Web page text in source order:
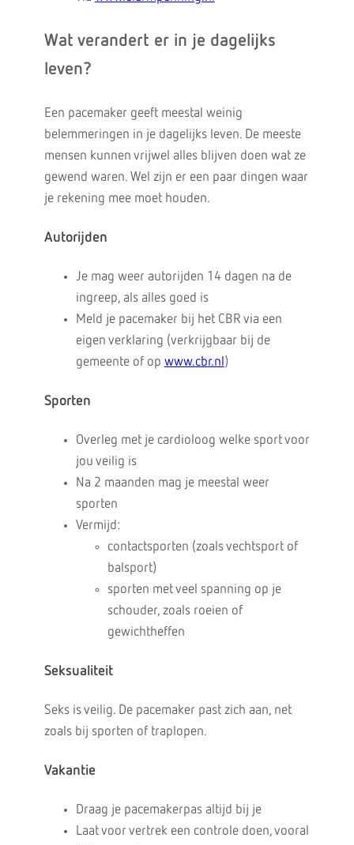
Wat verandert er in je dagelijks
leven?
Een pacemaker geeft meestal weinig
belemmeringen in je dagelijks leven. De meeste
mensen kunnen vrijwel alles blijven doen wat ze
gewend waren. Wel zijn er een paar dingen waar
je rekening mee moet houden.
Autorijden
Je mag weer autorijden 14 dagen na de
ingreep, als alles goed is
Meld je pacemaker bij het CBR via een
eigen verklaring (verkrijgbaar bij de
gemeente of op www.cbr.nl )
Sporten
Overleg met je cardioloog welke sport voor
jou veilig is
Na 2 maanden mag je meestal weer
sporten
Vermijd:
contactsporten (zoals vechtsport of
balsport)
sporten met veel spanning op je
schouder, zoals roeien of
gewichtheffen
Seksualiteit
Seks is veilig. De pacemaker past zich aan, net
zoals bij sporten of traplopen.
Vakantie
Draag je pacemakerpas altijd bij je
Laat voor vertrek een controle doen, vooral